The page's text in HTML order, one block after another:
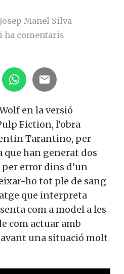
Josep Manel Silva
ha comentaris
en la versió
Fiction, l’obra
Tarantino, per
que han generat dos
error dins d’un
ho tot ple de sang
que interpreta
com a model a les
com actuar amb
una situació molt